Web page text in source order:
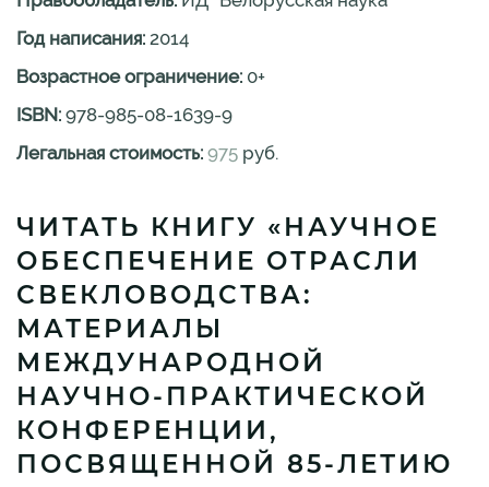
Год написания: 2014
Возрастное ограничение: 0+
ISBN: 978-985-08-1639-9
Легальная стоимость: 975 руб.
ЧИТАТЬ КНИГУ «НАУЧНОЕ
ОБЕСПЕЧЕНИЕ ОТРАСЛИ
СВЕКЛОВОДСТВА:
МАТЕРИАЛЫ
МЕЖДУНАРОДНОЙ
НАУЧНО-ПРАКТИЧЕСКОЙ
КОНФЕРЕНЦИИ,
ПОСВЯЩЕННОЙ 85-ЛЕТИЮ